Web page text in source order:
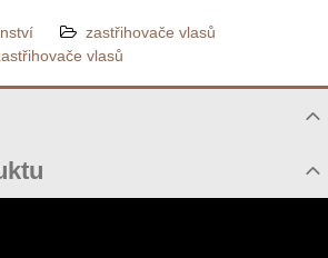
zastřihovače vlasů
vlasů
doporučení - pro použitím
upozornění:
pro výrobcem určené účely popsané